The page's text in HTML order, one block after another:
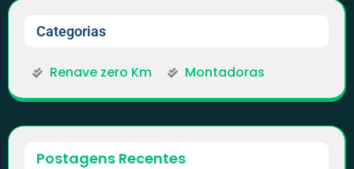
Categorias
Renave zero Km Montadoras
Postagens Recentes